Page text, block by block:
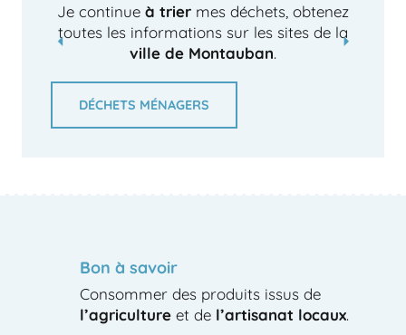
Je continue à trier mes déchets, obtenez
toutes les informations sur les sites de la
ville de Montauban.
DÉCHETS MÉNAGERS
Bon à savoir
Consommer des produits issus de
l’agriculture et de l’artisanat locaux.